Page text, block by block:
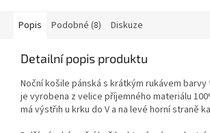
Popis Podobné (8) Diskuze
Detailní popis produktu
Noční košile pánská s krátkým rukávem
je vyrobena z velice příjemného materiálu
má výstřih u krku do V a na levé horní straně